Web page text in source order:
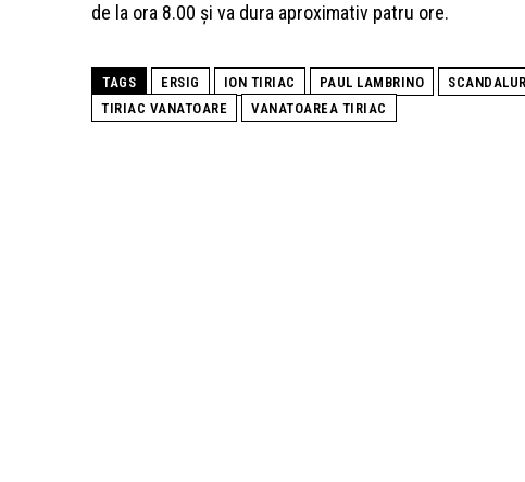
de la ora 8.00 şi va dura aproximativ patru ore.
TAGS ERSIG ION TIRIAC PAUL LAMBRINO
TIRIAC VANATOARE
VANATOAREA TIRIAC